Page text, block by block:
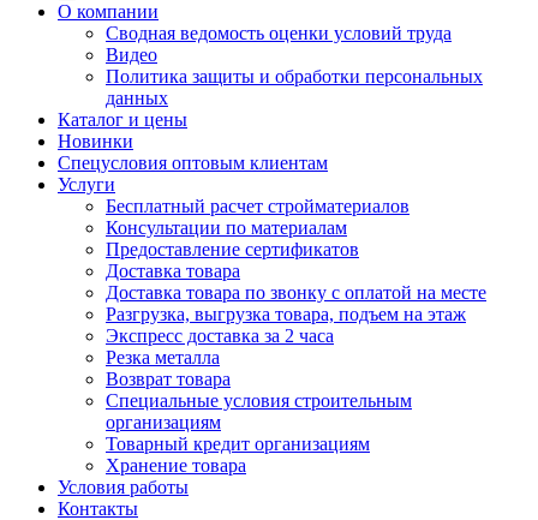
О компании
Сводная ведомость оценки условий труда
Видео
Политика защиты и обработки персональных
данных
Каталог и цены
Новинки
Спецусловия оптовым клиентам
Услуги
Бесплатный расчет стройматериалов
Консультации по материалам
Предоставление сертификатов
Доставка товара
Доставка товара по звонку с оплатой на месте
Разгрузка, выгрузка товара, подъем на этаж
Экспресс доставка за 2 часа
Резка металла
Возврат товара
Специальные условия строительным
организациям
Товарный кредит организациям
Хранение товара
Условия работы
Контакты